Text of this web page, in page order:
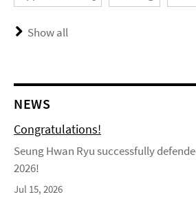
Show all
NEWS
Congratulations!
Seung Hwan Ryu successfully
2026!
Jul 15, 2026